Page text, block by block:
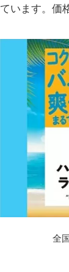
ています。価
全